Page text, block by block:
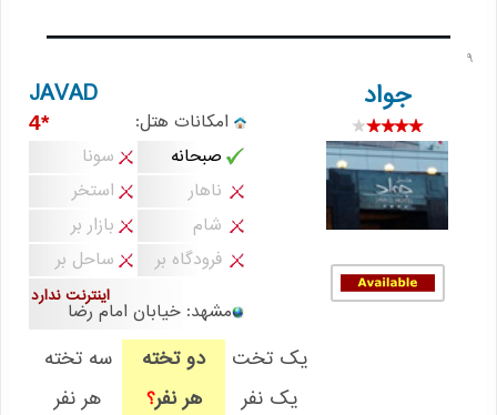
9
جواد JAVAD
امکانات هتل: *4
صبحانه
سونا
ناهار
استخر
شام
بازار بر
فرودگاه بر
ساحل بر
اینترنت ندارد
مشهد: خیابان امام رضا
یک تخت
یک نفر
دو تخته
هر نفر؟
سه تخته
هر نفر